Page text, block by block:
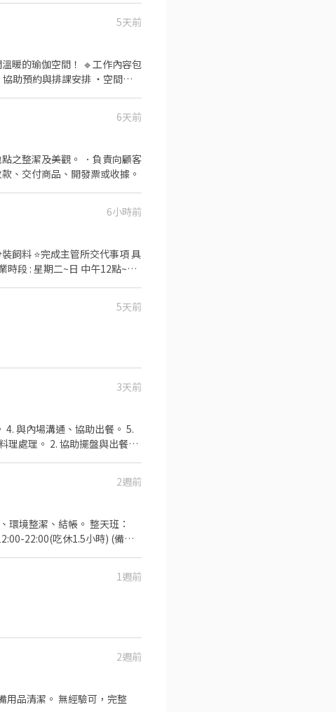
5天前
間！ 🔹工作內容包
助預約與排課安排 ・空間整
6天前
之整潔及美觀。 ．負責向顧客
、交付商品、開發票或收據。
6小時前
料 ⭐完成主管所交代事項 具
5天前
3天前
2週前
、結帳。 整天班：
1週前
2週前
驗可，完整